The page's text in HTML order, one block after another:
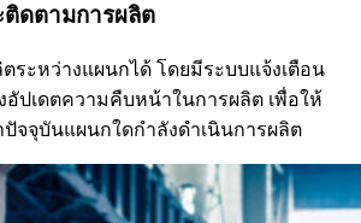
ดตามการผลิต
ระหว่างแผนกได้ โดยมีระบบแจ้งเตือน
อัปเดตความคืบหน้าในการผลิต เพื่อให้
จจุบันแผนกใดกำลังดำเนินการผลิต